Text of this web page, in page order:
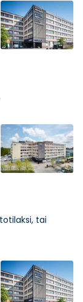
tai